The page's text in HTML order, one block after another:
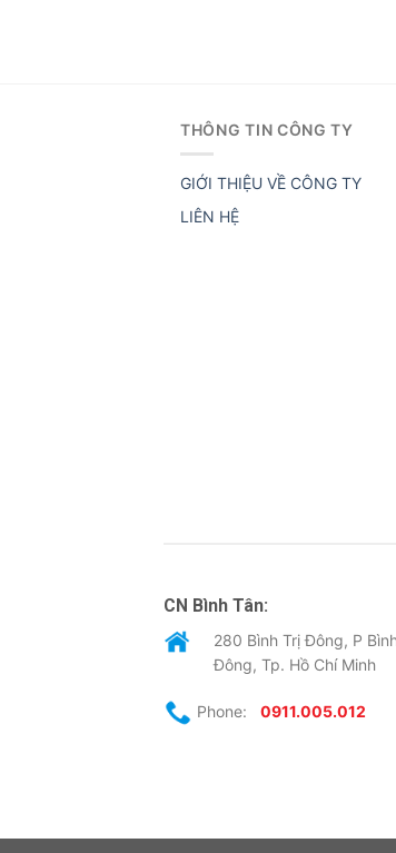
THÔNG TIN CÔNG TY
GIỚI THIỆU VỀ CÔNG TY
LIÊN HỆ
CN Bình Tân:
280 Bình Trị Đông, P
Đông, Tp. Hồ Chí Minh
Phone: 0911.005.012